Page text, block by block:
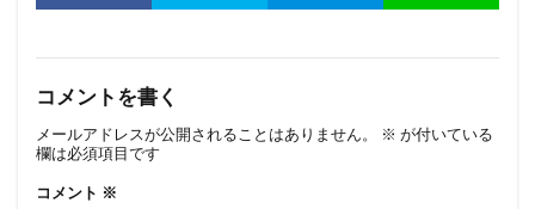
コメントを書く
メールアドレスが公開されることはありません。 ※ が付いている
欄は必須項目です
コメント ※